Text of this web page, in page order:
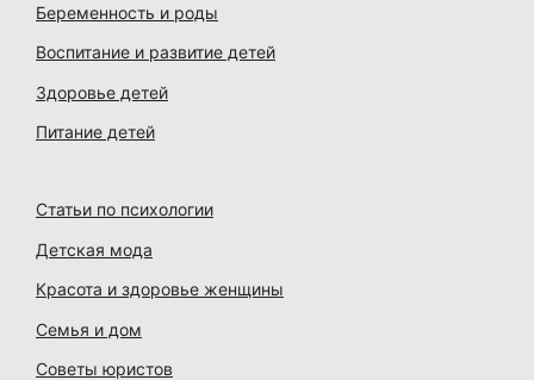
Беременность и роды
Воспитание и развитие детей
Здоровье детей
Питание детей
Статьи по психологии
Детская мода
Красота и здоровье женщины
Семья и дом
Советы юристов